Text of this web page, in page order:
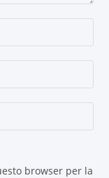
browser per la